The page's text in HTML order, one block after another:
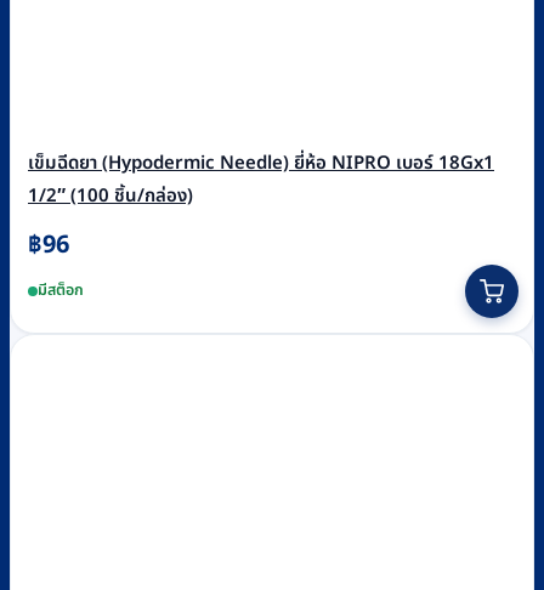
เข็มฉีดยา (Hypodermic Needle) ยี่ห้อ NIPRO เบอร์ 18Gx1
1/2″ (100 ชิ้น/กล่อง)
฿96
มีสต็อก